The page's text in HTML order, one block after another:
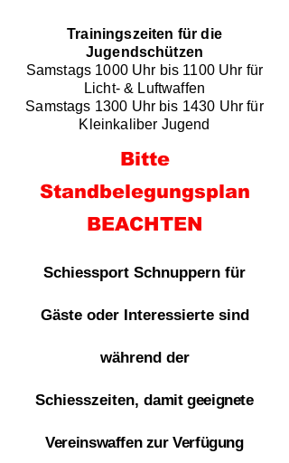
Trainingszeiten für die
Jugendschützen
Samstags 1000 Uhr bis 1100 Uhr für
Licht- & Luftwaffen
Samstags 1300 Uhr bis 1430 Uhr für
Kleinkaliber Jugend
Bitte
Standbelegungsplan
BEACHTEN
Schiessport Schnuppern für
Gäste oder Interessierte sind
während der
Schiesszeiten,damit geeignete
Vereinswaffen zur Verfügung